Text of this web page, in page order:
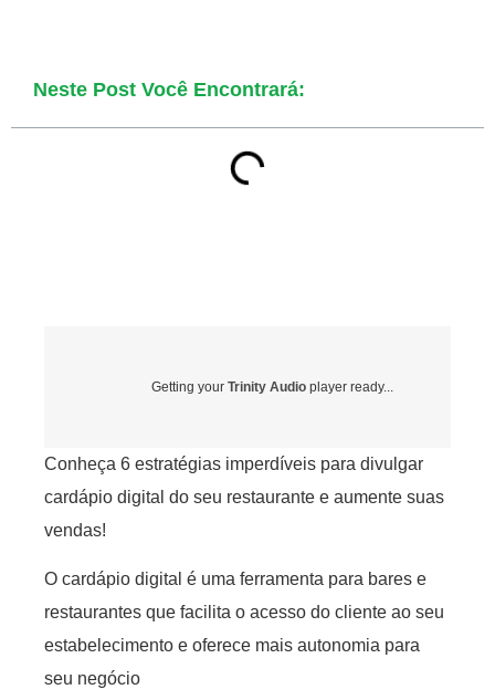
Neste Post Você Encontrará:
Getting your Trinity Audio player ready...
Conheça 6 estratégias imperdíveis para divulgar
cardápio digital do seu restaurante e aumente suas
vendas!
O cardápio digital é uma ferramenta para bares e
restaurantes que facilita o acesso do cliente ao seu
estabelecimento e oferece mais autonomia para
seu negócio